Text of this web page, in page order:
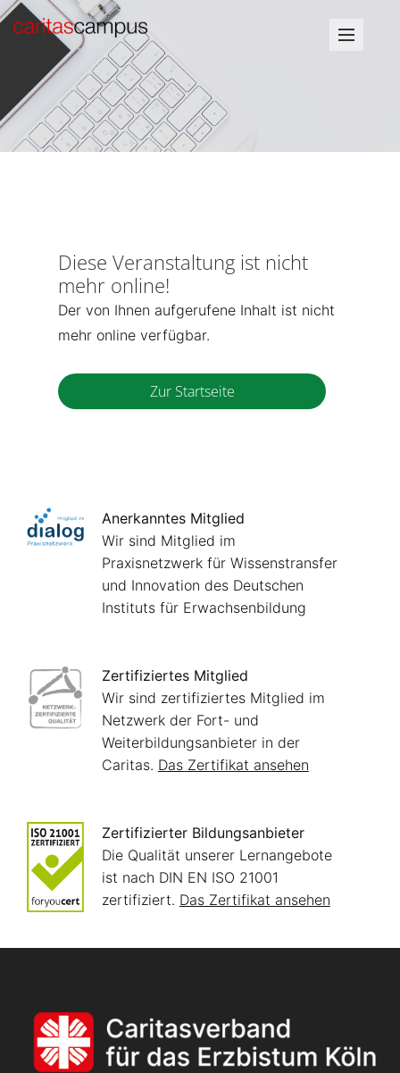
Diese Veranstaltung ist nicht
mehr online!
Der von Ihnen aufgerufene Inhalt ist nicht
mehr online verfügbar.
Zur Startseite
Anerkanntes Mitglied
Wir sind Mitglied im
Praxisnetzwerk für Wissenstransfer
und Innovation des Deutschen
Instituts für Erwachsenbildung
Zertifiziertes Mitglied
Wir sind zertifiziertes Mitglied im
Netzwerk der Fort- und
Weiterbildungsanbieter in der
Caritas. Das Zertifikat ansehen
Zertifizierter Bildungsanbieter
Die Qualität unserer Lernangebote
ist nach DIN EN ISO 21001
zertifiziert. Das Zertifikat ansehen